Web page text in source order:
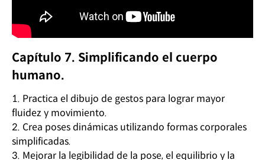
Capítulo 7. Simplificando el cuerpo
humano.
1. Practica el dibujo de gestos para lograr mayor
fluidez y movimiento.
2. Crea poses dinámicas utilizando formas corporales
simplificadas.
3. Mejorar la legibilidad de la pose, el equilibrio y la